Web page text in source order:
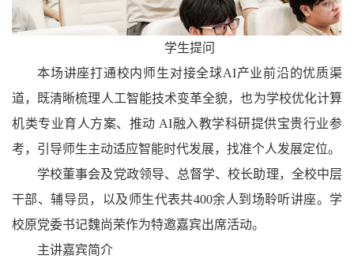
学生提问
本场讲座打通校内师生对接全球AI产业前沿的优质渠
道，既清晰梳理人工智能技术变革全貌，也为学校优化计算
机类专业育人方案、推动 AI融入教学科研提供宝贵行业参
考，引导师生主动适应智能时代发展，找准个人发展定位。
学校董事会及党政领导、总督学、校长助理，全校中层
干部、辅导员，以及师生代表共400余人到场聆听讲座。学
校原党委书记魏尚荣作为特邀嘉宾出席活动。
主讲嘉宾简介